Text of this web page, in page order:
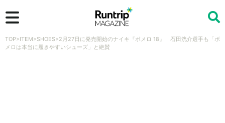
検索
TOP>ITEM>SHOES>2月27日に発売開始のナイキ『ボメロ 18』 石田洸介選手も「ボ
メロは本当に履きやすいシューズ」と絶賛